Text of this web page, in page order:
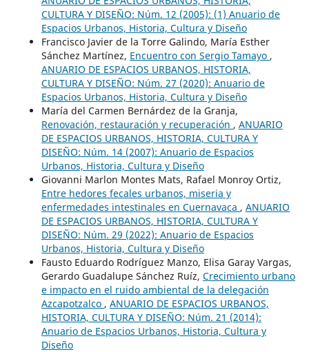
CULTURA Y DISEÑO: Núm. 12 (2005): (1) Anuario de
Espacios Urbanos, Historia, Cultura y Diseño
Francisco Javier de la Torre Galindo, María Esther
Sánchez Martínez, Encuentro con Sergio Tamayo ,
ANUARIO DE ESPACIOS URBANOS, HISTORIA,
CULTURA Y DISEÑO: Núm. 27 (2020): Anuario de
Espacios Urbanos, Historia, Cultura y Diseño
María del Carmen Bernárdez de la Granja,
Renovación, restauración y recuperación , ANUARIO
DE ESPACIOS URBANOS, HISTORIA, CULTURA Y
DISEÑO: Núm. 14 (2007): Anuario de Espacios
Urbanos, Historia, Cultura y Diseño
Giovanni Marlon Montes Mats, Rafael Monroy Ortiz,
Entre hedores fecales urbanos, miseria y
enfermedades intestinales en Cuernavaca , ANUARIO
DE ESPACIOS URBANOS, HISTORIA, CULTURA Y
DISEÑO: Núm. 29 (2022): Anuario de Espacios
Urbanos, Historia, Cultura y Diseño
Fausto Eduardo Rodríguez Manzo, Elisa Garay Vargas,
Gerardo Guadalupe Sánchez Ruíz, Crecimiento urbano
e impacto en el ruido ambiental de la delegación
Azcapotzalco , ANUARIO DE ESPACIOS URBANOS,
HISTORIA, CULTURA Y DISEÑO: Núm. 21 (2014):
Anuario de Espacios Urbanos, Historia, Cultura y
Diseño